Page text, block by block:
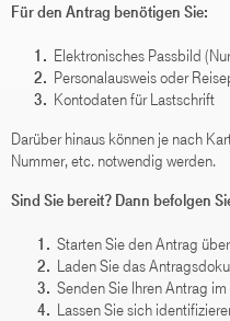
Für den Antrag benötigen Sie:
1. Elektronisches Passbild
2. Personalausweis oder
3. Kontodaten für Lastschrift
Darüber hinaus können je nach
Nummer, etc. notwendig werden.
Sind Sie bereit? Dann befolgen
1. Starten Sie den Antrag
2. Laden Sie das
3. Senden Sie Ihren Antrag
4. Lassen Sie sich